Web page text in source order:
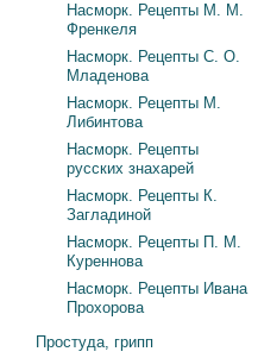
Насморк. Рецепты М. М.
Френкеля
Насморк. Рецепты С. О.
Младенова
Насморк. Рецепты М.
Либинтова
Насморк. Рецепты
русских знахарей
Насморк. Рецепты К.
Загладиной
Насморк. Рецепты П. М.
Куреннова
Насморк. Рецепты Ивана
Прохорова
Простуда, грипп